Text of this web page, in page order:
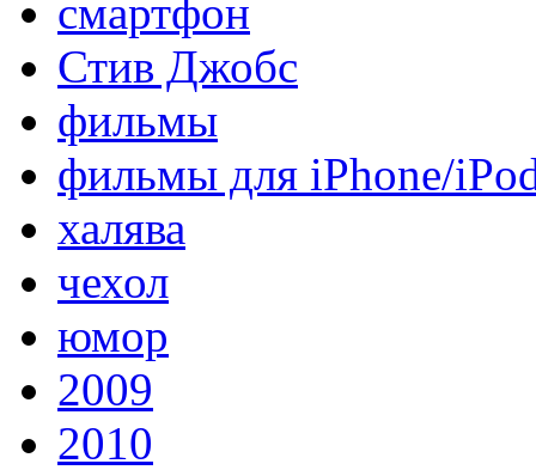
смартфон
Стив Джобс
фильмы
фильмы для iPhone/
халява
чехол
юмор
2009
2010